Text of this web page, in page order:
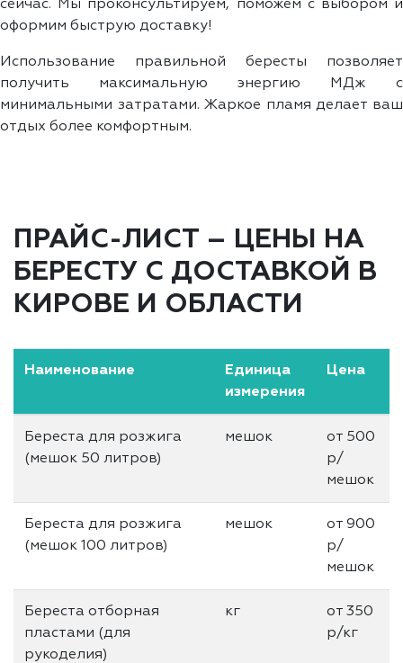
сейчас. Мы проконсультируем, поможем с выбором и
оформим быструю доставку!
Использование правильной бересты позволяет
получить максимальную энергию МДж с
минимальными затратами. Жаркое пламя делает ваш
отдых более комфортным.
ПРАЙС-ЛИСТ – ЦЕНЫ НА
БЕРЕСТУ С ДОСТАВКОЙ В
КИРОВЕ И ОБЛАСТИ
Наименование
Единица
измерения
Цена
Береста для розжига
(мешок 50 литров)
мешок
от 500
р/
мешок
Береста для розжига
(мешок 100 литров)
мешок
от 900
р/
мешок
Береста отборная
пластами (для
рукоделия)
кг
от 350
р/кг